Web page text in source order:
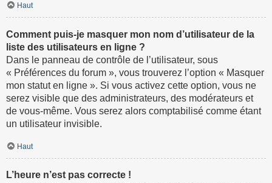
Haut
Comment puis-je masquer mon nom d’utilisateur de la
liste des utilisateurs en ligne ?
Dans le panneau de contrôle de l’utilisateur, sous
« Préférences du forum », vous trouverez l’option « Masquer
mon statut en ligne ». Si vous activez cette option, vous ne
serez visible que des administrateurs, des modérateurs et
de vous-même. Vous serez alors comptabilisé comme étant
un utilisateur invisible.
Haut
L’heure n’est pas correcte !